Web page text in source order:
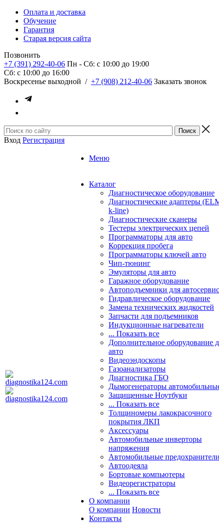
Оплата и доставка
Обучение
Гарантия
Старая версия сайта
Позвонить
+7 (391) 292-40-06 Пн - Сб: c 10:00 до 19:00
Сб: c 10:00 до 16:00
​Воскресенье выходной / +7 (908) 212-40-06 Заказать звонок
Вход Регистрация
Меню
Каталог
Диагностическое оборудование
Диагностические адаптеры
k-line)
Диагностические сканеры
Тестеры электрических цепей
Программаторы для авто
Коррекция пробега
Программаторы ключей авто
Чип-тюнинг
Эмуляторы для авто
Гаражное оборудование
Автоподъемники для
Гидравлическое оборудование
Замена технических жидкостей
Запчасти для подъемников
Индукционные нагреватели
... Показать все
Дополнительное оборудование
авто
Видеоэндоскопы
Газоанализаторы
Диагностика ГБО
Дымогенераторы
Защищенные Ноутбуки
... Показать все
Толщиномеры лакокрасочного
покрытия ЛКП
Аксессуары
Автомобильные инверторы
напряжения
Автомобильные
Автоодеяла
Бортовые компьютеры
Видеорегистраторы
... Показать все
О компании
О компании Новости
Контакты